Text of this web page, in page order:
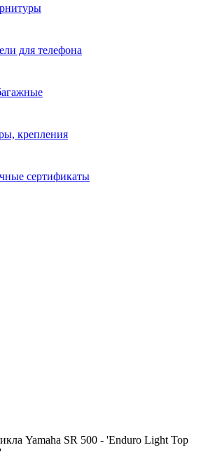
для телефона
крепления
сертификаты
Yamaha SR 500 - 'Enduro Light Top